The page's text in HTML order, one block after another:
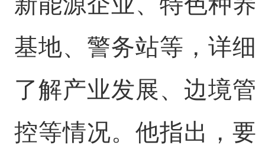
基地、警务站等，详细
了解产业发展、边境管
控等情况。他指出，要